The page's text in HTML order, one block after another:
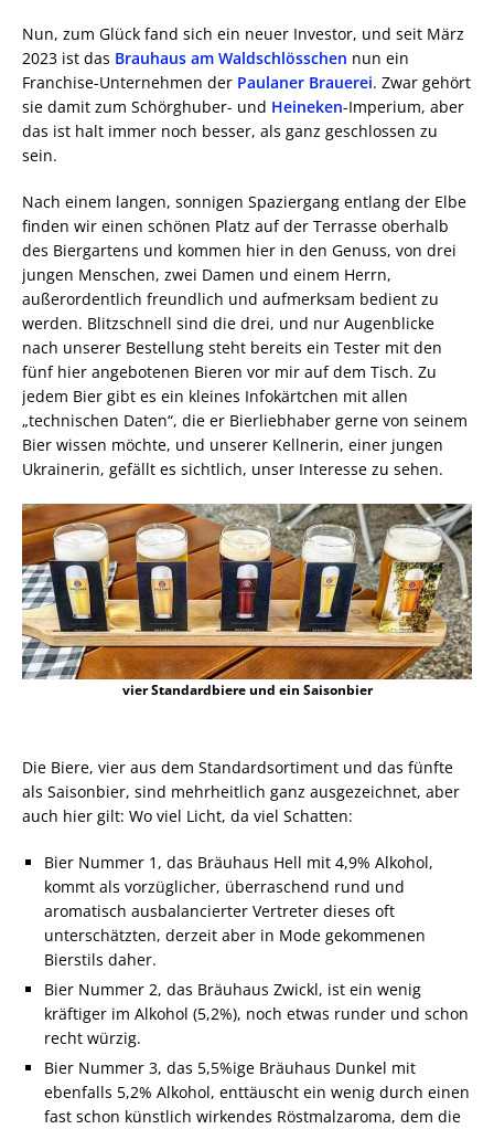
Nun, zum Glück fand sich ein neuer Investor, und seit März
2023 ist das Brauhaus am Waldschlösschen nun ein
Franchise-Unternehmen der Paulaner Brauerei. Zwar gehört
sie damit zum Schörghuber- und Heineken-Imperium, aber
das ist halt immer noch besser, als ganz geschlossen zu
sein.
Nach einem langen, sonnigen Spaziergang entlang der Elbe
finden wir einen schönen Platz auf der Terrasse oberhalb
des Biergartens und kommen hier in den Genuss, von drei
jungen Menschen, zwei Damen und einem Herrn,
außerordentlich freundlich und aufmerksam bedient zu
werden. Blitzschnell sind die drei, und nur Augenblicke
nach unserer Bestellung steht bereits ein Tester mit den
fünf hier angebotenen Bieren vor mir auf dem Tisch. Zu
jedem Bier gibt es ein kleines Infokärtchen mit allen
„technischen Daten“, die er Bierliebhaber gerne von seinem
Bier wissen möchte, und unserer Kellnerin, einer jungen
Ukrainerin, gefällt es sichtlich, unser Interesse zu sehen.
vier Standardbiere und ein Saisonbier
Die Biere, vier aus dem Standardsortiment und das fünfte
als Saisonbier, sind mehrheitlich ganz ausgezeichnet, aber
auch hier gilt: Wo viel Licht, da viel Schatten:
Bier Nummer 1, das Bräuhaus Hell mit 4,9% Alkohol,
kommt als vorzüglicher, überraschend rund und
aromatisch ausbalancierter Vertreter dieses oft
unterschätzten, derzeit aber in Mode gekommenen
Bierstils daher.
Bier Nummer 2, das Bräuhaus Zwickl, ist ein wenig
kräftiger im Alkohol (5,2%), noch etwas runder und schon
recht würzig.
Bier Nummer 3, das 5,5%ige Bräuhaus Dunkel mit
ebenfalls 5,2% Alkohol, enttäuscht ein wenig durch einen
fast schon künstlich wirkendes Röstmalzaroma, dem die